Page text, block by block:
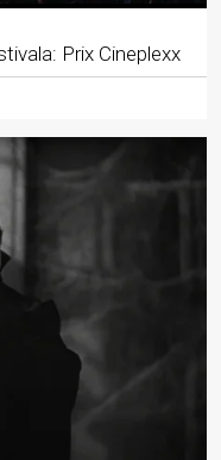
Prix Cineplexx